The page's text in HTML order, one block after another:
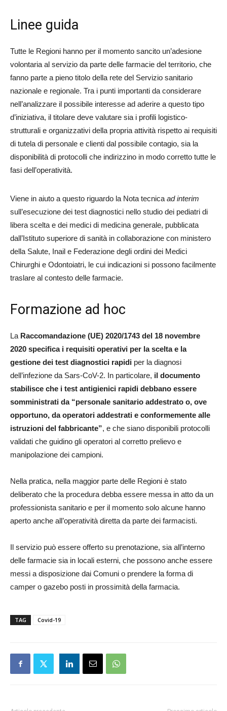
Linee guida
Tutte le Regioni hanno per il momento sancito un’adesione
volontaria al servizio da parte delle farmacie del territorio, che
fanno parte a pieno titolo della rete del Servizio sanitario
nazionale e regionale. Tra i punti importanti da considerare
nell’analizzare il possibile interesse ad aderire a questo tipo
d’iniziativa, il titolare deve valutare sia i profili logistico-
strutturali e organizzativi della propria attività rispetto ai requisiti
di tutela di personale e clienti dal possibile contagio, sia la
disponibilità di protocolli che indirizzino in modo corretto tutte le
fasi dell’operatività.
Viene in aiuto a questo riguardo la Nota tecnica ad interim
sull’esecuzione dei test diagnostici nello studio dei pediatri di
libera scelta e dei medici di medicina generale, pubblicata
dall’Istituto superiore di sanità in collaborazione con ministero
della Salute, Inail e Federazione degli ordini dei Medici
Chirurghi e Odontoiatri, le cui indicazioni si possono facilmente
traslare al contesto delle farmacie.
Formazione ad hoc
La Raccomandazione (UE) 2020/1743 del 18 novembre
2020 specifica i requisiti operativi per la scelta e la
gestione dei test diagnostici rapidi per la diagnosi
dell’infezione da Sars-CoV-2. In particolare, il documento
stabilisce che i test antigienici rapidi debbano essere
somministrati da “personale sanitario addestrato o, ove
opportuno, da operatori addestrati e conformemente alle
istruzioni del fabbricante”, e che siano disponibili protocolli
validati che guidino gli operatori al corretto prelievo e
manipolazione dei campioni.
Nella pratica, nella maggior parte delle Regioni è stato
deliberato che la procedura debba essere messa in atto da un
professionista sanitario e per il momento solo alcune hanno
aperto anche all’operatività diretta da parte dei farmacisti.
Il servizio può essere offerto su prenotazione, sia all’interno
delle farmacie sia in locali esterni, che possono anche essere
messi a disposizione dai Comuni o prendere la forma di
camper o gazebo posti in prossimità della farmacia.
TAG Covid-19